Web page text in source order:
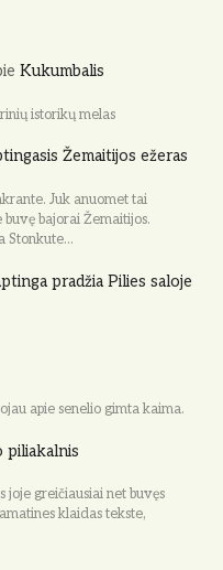
Kukumbalis
istorikų melas
Žemaitijos ežeras
Juk anuomet tai
bajorai Žemaitijos.
Stonkute…
pradžia Pilies saloje
apie senelio gimta kaima.
piliakalnis
joje greičiausiai net buvęs
klaidas tekste,